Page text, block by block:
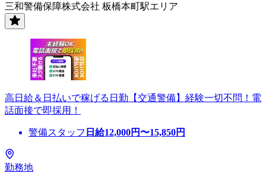
三和警備保障株式会社 板橋本町駅エリア
高日給＆日払いで稼げる日勤【交通警備】経験一切不問！電
話面接で即採用！
警備スタッフ 日給12,000円〜15,850円
勤務地